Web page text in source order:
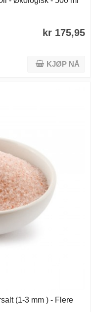
kr 175,95
KJØP NÅ
(1-3 mm ) - Flere